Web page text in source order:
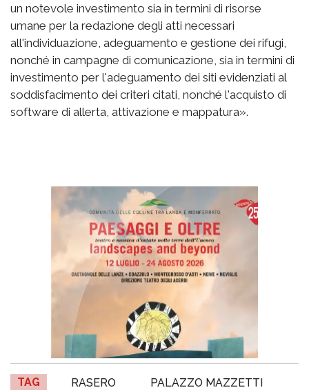
un notevole investimento sia in termini di risorse
umane per la redazione degli atti necessari
all'individuazione, adeguamento e gestione dei rifugi,
nonché in campagne di comunicazione, sia in termini di
investimento per l'adeguamento dei siti evidenziati al
soddisfacimento dei criteri citati, nonché l'acquisto di
software di allerta, attivazione e mappatura».
TAG RASERO
PALAZZO MAZZETTI